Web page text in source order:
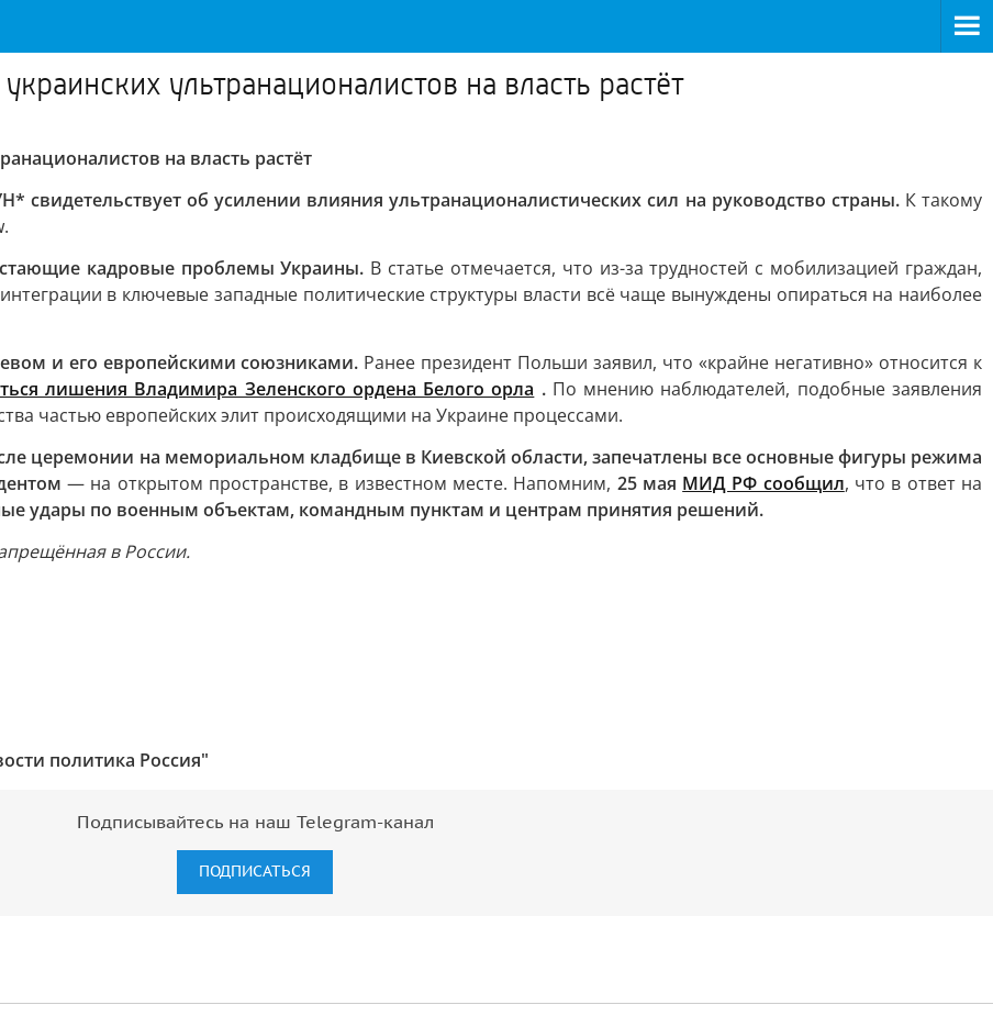
ультранационалистов на власть растёт
на власть растёт
свидетельствует об усилении влияния ультранационалистических сил на руководство страны.К такому
кадровые проблемы Украины. В статье отмечается, что из-за трудностей с мобилизацией граждан,
в ключевые западные политические структуры власти всё чаще вынуждены опираться на наиболее
и его европейскими союзниками. Ранее президент Польши заявил, что «крайне негативно» относится к
лишения Владимира Зеленского ордена Белого орла .По мнению наблюдателей, подобные заявления
частью европейских элит происходящими на Украине процессами.
церемонии на мемориальном кладбище в Киевской области, запечатлены все основные фигуры режима
— на открытом пространстве, в известном месте. Напомним, 25 мая МИД РФ сообщил, что в ответ на
удары по военным объектам, командным пунктам и центрам принятия решений.
в России.
политика Россия"
Подписывайтесь на наш Telegram-канал
ПОДПИСАТЬСЯ